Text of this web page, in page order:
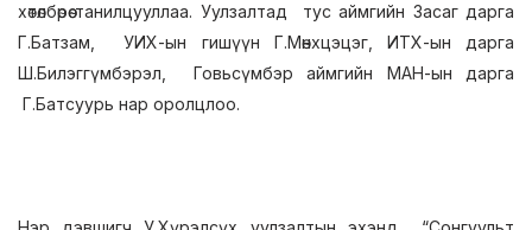
хөтөлбөрөө танилцууллаа. Уулзалтад тус аймгийн Засаг дарга
Г.Батзам, УИХ-ын гишүүн Г.Мөнхцэцэг, ИТХ-ын дарга
Ш.Билэггүмбэрэл, Говьсүмбэр аймгийн МАН-ын дарга
Г.Батсуурь нар оролцлоо.